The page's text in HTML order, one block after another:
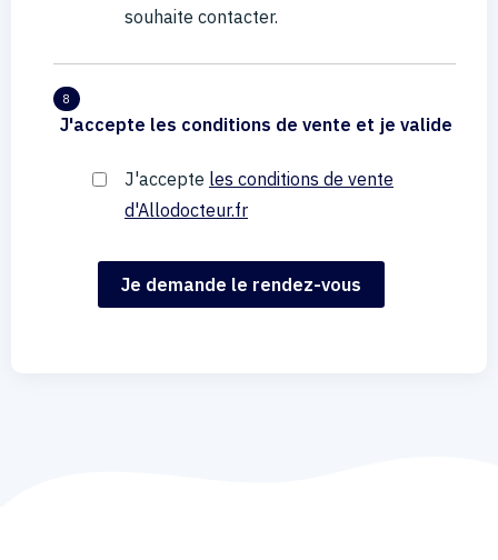
souhaite contacter.
8
J'accepte les conditions de vente et je valide
J'accepte les conditions de vente
d'Allodocteur.fr